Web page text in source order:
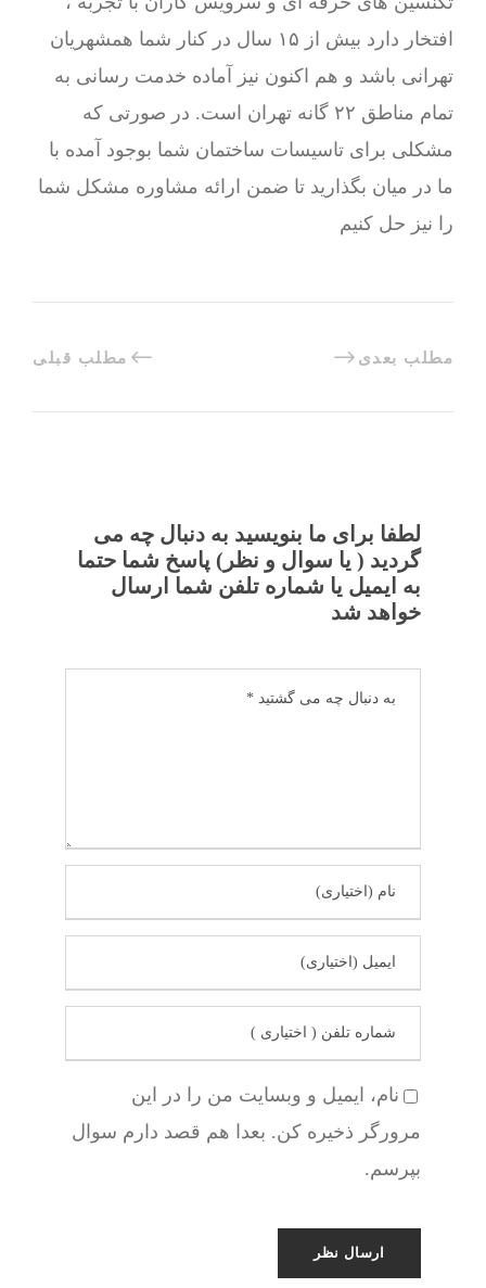
افتخار دارد بیش از ۱۵ سال در کنار شما همشهریان
تهرانی باشد و هم اکنون نیز آماده خدمت رسانی به
تمام مناطق ۲۲ گانه تهران است. در صورتی که
مشکلی برای تاسیسات ساختمان شما بوجود آمده با
ما در میان بگذارید تا ضمن ارائه مشاوره مشکل شما
را نیز حل کنیم
مطلب قبلی مطلب بعدی
لطفا برای ما بنویسید به دنبال چه می
گردید ( یا سوال و نظر) پاسخ شما حتما
به ایمیل یا شماره تلفن شما ارسال
خواهد شد
نام، ایمیل و وبسایت من را در این
مرورگر ذخیره کن. بعدا هم قصد دارم سوال
بپرسم.